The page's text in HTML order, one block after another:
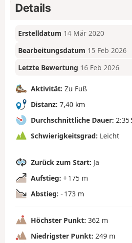
Details
Erstelldatum 14 Mär 2020
Bearbeitungsdatum 15 Feb 2026
Letzte Bewertung 16 Feb 2026
Aktivität: Zu Fuß
Distanz: 7,40 km
Durchschnittliche Dauer: 2:35
Schwierigkeitsgrad: Leicht
Zurück zum Start: Ja
Aufstieg: + 175 m
Abstieg: - 173 m
Höchster Punkt: 362 m
Niedrigster Punkt: 249 m